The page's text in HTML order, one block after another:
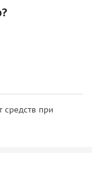
средств при